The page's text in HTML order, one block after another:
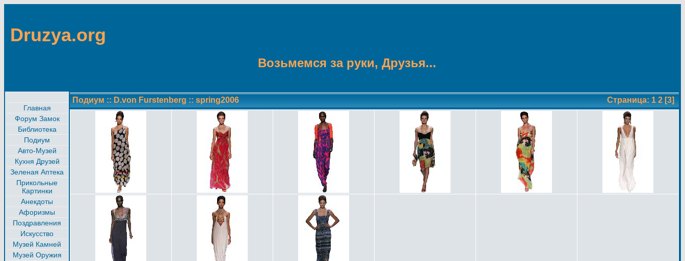
Druzya.org
Возьмемся за руки, Друзья...
Главная
Форум Замок
Библиотека
Подиум
Авто-Музей
Кухня Друзей
Зеленая Аптека
Прикольные
Картинки
Анекдоты
Афоризмы
Поздравления
Искусство
Музей Камней
Музей Оружия
Подиум :: D.von Furstenberg :: spring2006 Страница: 1 2 [3]